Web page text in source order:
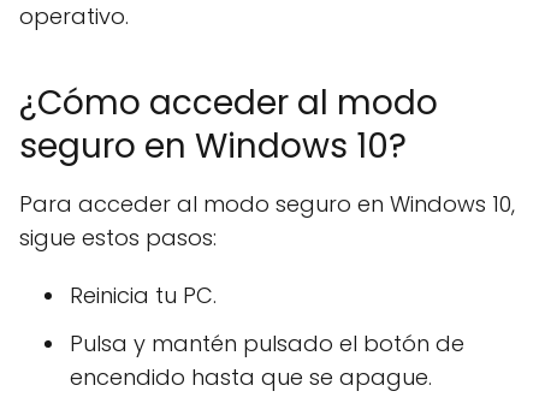
operativo.
¿Cómo acceder al modo
seguro en Windows 10?
Para acceder al modo seguro en Windows 10,
sigue estos pasos:
Reinicia tu PC.
Pulsa y mantén pulsado el botón de
encendido hasta que se apague.